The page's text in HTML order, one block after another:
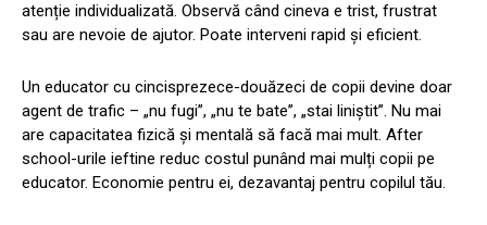
atenție individualizată. Observă când cineva e trist, frustrat
sau are nevoie de ajutor. Poate interveni rapid și eficient.
Un educator cu cincisprezece-douăzeci de copii devine doar
agent de trafic – „nu fugi”, „nu te bate”, „stai liniștit”. Nu mai
are capacitatea fizică și mentală să facă mai mult. After
school-urile ieftine reduc costul punând mai mulți copii pe
educator. Economie pentru ei, dezavantaj pentru copilul tău.